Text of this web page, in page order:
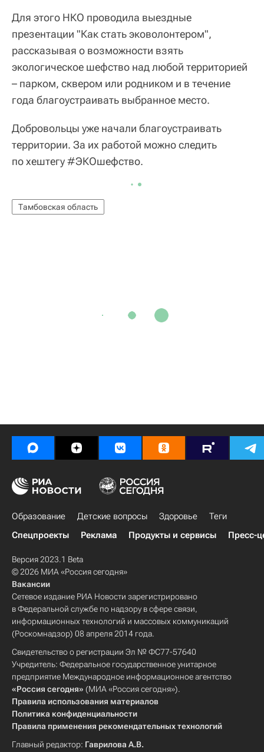
Для этого НКО проводила выездные
презентации "Как стать эковолонтером",
рассказывая о возможности взять
экологическое шефство над любой территорией
– парком, сквером или родником и в течение
года благоустраивать выбранное место.
Добровольцы уже начали благоустраивать
территории. За их работой можно следить
по хештегу #ЭКОшефство.
Тамбовская область
Образование Детские вопросы Здоровье
Теги
Спецпроекты
Реклама Продукты и сервисы Пресс-
Версия 2023.1 Beta
© 2026 МИА «Россия сегодня»
Вакансии
Сетевое издание РИА Новости зарегистрировано
в Федеральной службе по надзору в сфере связи,
информационных технологий и массовых коммуникаций
(Роскомнадзор) 08 апреля 2014 года.
Свидетельство о регистрации Эл № ФС77-57640
Учредитель: Федеральное государственное унитарное
предприятие Международное информационное агентство
«Россия сегодня» (МИА «Россия сегодня»).
Правила использования материалов
Политика конфиденциальности
Правила применения рекомендательных технологий
Главный редактор: Гаврилова А.В.